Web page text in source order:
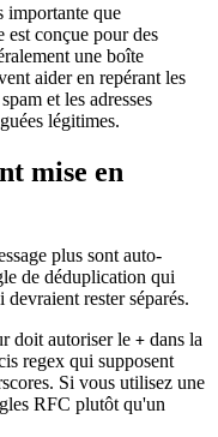
importante que
est conçue pour des
une boîte
aider en repérant les
et les adresses
légitimes.
mise en
plus sont auto-
de déduplication qui
rester séparés.
doit autoriser le + dans la
regex qui supposent
Si vous utilisez une
RFC plutôt qu'un